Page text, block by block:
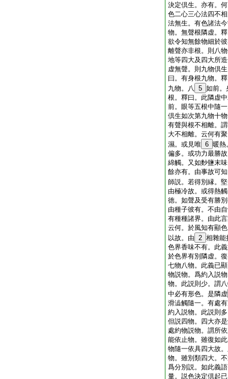
決定倶生。亦有。
色二心三心法四不
法無生。有色諸法
物。無聲根隣虚。
欲令知無餘物細於
離聲亦非根。則八
地等四大及四大所
虚無聲。則九物倶
曰。有身根九物。
九物。八 5 如前。
根。釋曰。此隣虚
前。眼等五根中隨
倶生如次第九物十
有聲與根不相離。
大不相離。云何有
濕。或見唯 6 暖熱
偏多。或功力最勝
綿觸。又如麨鹽末
餘亦有。由事故可
師説。若得別縁。
由極冷故。或得熱
徳。如聲及受有勝
由種子彼有。不由
有種種諸界。由此
云何。於風知有顯
以故。由 2 相雜能
色界香味不有。此
於色界有別隣虚。
七物八物。此義已
物説物。爲約入説
物。此説則少。謂
中必有形色。是隣虚
滑澁觸隨一。有處
約入説物。此説則
但説四物。四大亦
處約物説物。謂所
能依止物。雖復如
物隨一依具四大故
物。雖別類四大。
爲分別説。如此義
量。説色決定倶起